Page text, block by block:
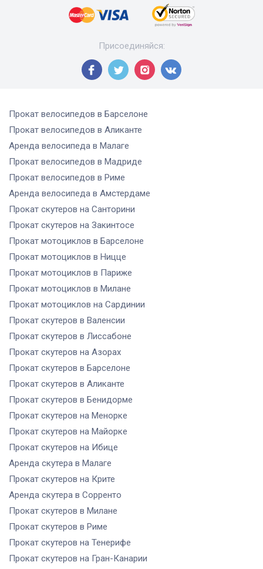
Присоединяйся:
Прокат велосипедов в Барселоне
Прокат велосипедов в Аликанте
Аренда велосипеда в Малаге
Прокат велосипедов в Мадриде
Прокат велосипедов в Риме
Аренда велосипеда в Амстердаме
Прокат скутеров на Санторини
Прокат скутеров на Закинтосе
Прокат мотоциклов в Барселоне
Прокат мотоциклов в Ницце
Прокат мотоциклов в Париже
Прокат мотоциклов в Милане
Прокат мотоциклов на Сардинии
Прокат скутеров в Валенсии
Прокат скутеров в Лиссабоне
Прокат скутеров на Азорах
Прокат скутеров в Барселоне
Прокат скутеров в Аликанте
Прокат скутеров в Бенидорме
Прокат скутеров на Менорке
Прокат скутеров на Майорке
Прокат скутеров на Ибице
Аренда скутера в Малаге
Прокат скутеров на Крите
Аренда скутера в Сорренто
Прокат скутеров в Милане
Прокат скутеров в Риме
Прокат скутеров на Тенерифе
Прокат скутеров на Гран-Канарии